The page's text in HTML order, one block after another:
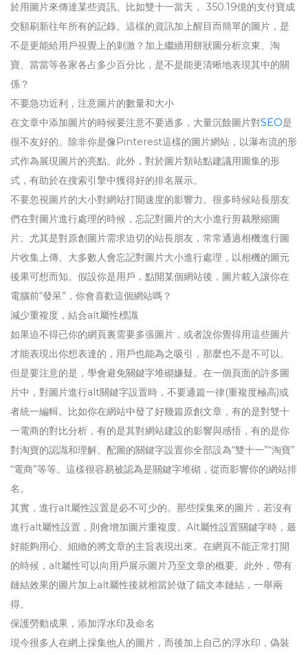
於用圖片來傳達某些資訊。比如雙十一當天， 350.19億的支付寶成
交額刷新往年所有的記錄。這樣的資訊加上醒目而簡單的圖片，是
不是更能給用戶視覺上的刺激？加上繼續用餅狀圖分析京東、淘
寶、當當等各家各占多少百分比，是不是能更清晰地表現其中的關
係？
不要急功近利，注意圖片的數量和大小
在文章中添加圖片的時候要注意不要過多，大量沉餘圖片對SEO是
很不友好的。除非你是像Pinterest這樣的圖片網站，以瀑布流的形
式作為展現圖片的亮點。此外，對於圖片類站點建議用圖集的形
式，有助於在搜索引擎中獲得好的排名展示。
不要忽視圖片的大小對網站打開速度的影響力。很多時候站長朋友
們在對圖片進行處理的時候，忘記對圖片的大小進行剪裁壓縮圖
片。尤其是對原創圖片需求迫切的站長朋友，常常通過相機進行圖
片收集上傳。大多數人會忘記對圖片大小進行處理，以相機的圖元
後果可想而知。假設你是用戶，點開某個網站後，圖片載入讓你在
電腦前“發呆”，你會喜歡這個網站嗎？
減少重複度，結合alt屬性標識
如果迫不得已你的網頁裏需要多張圖片，或者說你覺得用這些圖片
才能表現出你想表達的，用戶也能為之吸引，那麼也不是不可以。
但是要注意的是，學會避免關鍵字堆砌嫌疑。在一個頁面的許多圖
片中，對圖片進行alt關鍵字設置時，不要通篇一律(重複度極高)或
者統一編輯。比如你在網站中發了好幾篇原創文章，有的是對雙十
一電商的對比分析，有的是其對網站建設的影響與感悟，有的是你
對淘寶的認識和理解。配圖的關鍵字設置你全部設為“雙十一”“淘寶”
“電商”等等。這樣很容易被認為是關鍵字堆砌，從而影響你的網站排
名。
其實，進行alt屬性設置是必不可少的。那些採集來的圖片，若沒有
進行alt屬性設置，則會增加圖片重複度。Alt屬性設置關鍵字時，最
好能夠用心、細緻的將文章的主旨表現出來。在網頁不能正常打開
的時候，alt屬性可以向用戶展示圖片乃至文章的概要。此外，帶有
鏈結效果的圖片加上alt屬性後就相當於做了錨文本鏈結，一舉兩
得。
保護勞動成果，添加浮水印及命名
現今很多人在網上採集他人的圖片，而後加上自己的浮水印，偽裝